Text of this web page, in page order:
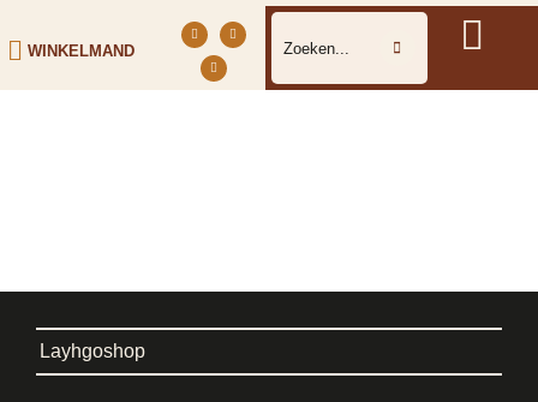
WINKELMAND
Layhgoshop